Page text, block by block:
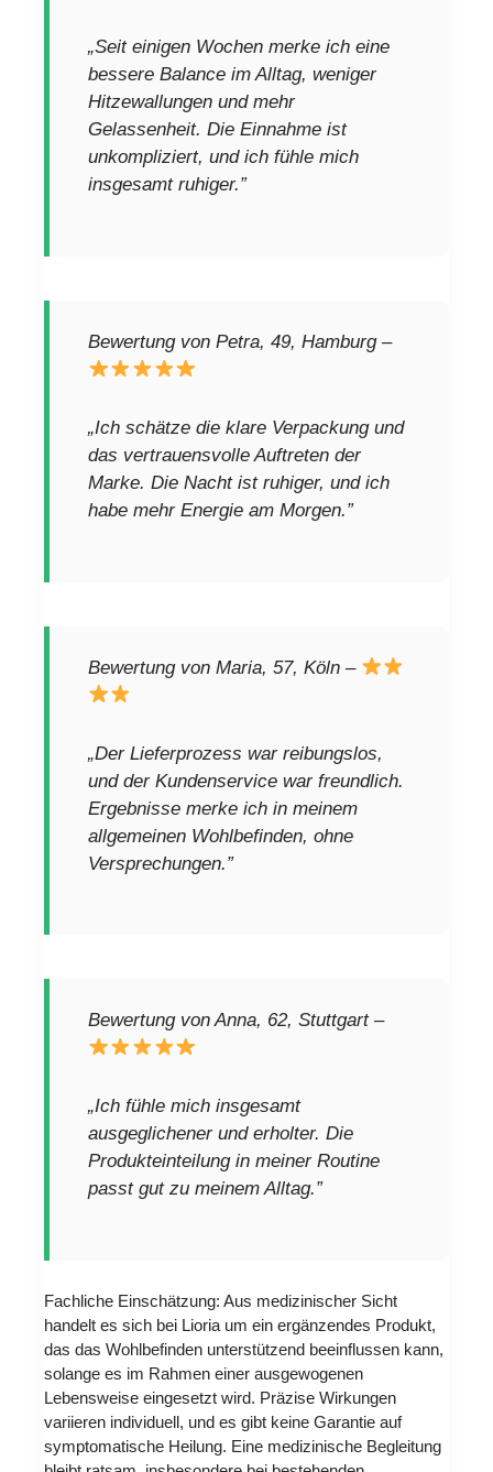
„Seit einigen Wochen merke ich eine
bessere Balance im Alltag, weniger
Hitzewallungen und mehr
Gelassenheit. Die Einnahme ist
unkompliziert, und ich fühle mich
insgesamt ruhiger.”
Bewertung von Petra, 49, Hamburg –
„Ich schätze die klare Verpackung und
das vertrauensvolle Auftreten der
Marke. Die Nacht ist ruhiger, und ich
habe mehr Energie am Morgen.”
Bewertung von Maria, 57, Köln –
„Der Lieferprozess war reibungslos,
und der Kundenservice war freundlich.
Ergebnisse merke ich in meinem
allgemeinen Wohlbefinden, ohne
Versprechungen.”
Bewertung von Anna, 62, Stuttgart –
„Ich fühle mich insgesamt
ausgeglichener und erholter. Die
Produkteinteilung in meiner Routine
passt gut zu meinem Alltag.”
Fachliche Einschätzung: Aus medizinischer Sicht
handelt es sich bei Lioria um ein ergänzendes Produkt,
das das Wohlbefinden unterstützend beeinflussen kann,
solange es im Rahmen einer ausgewogenen
Lebensweise eingesetzt wird. Präzise Wirkungen
variieren individuell, und es gibt keine Garantie auf
symptomatische Heilung. Eine medizinische Begleitung